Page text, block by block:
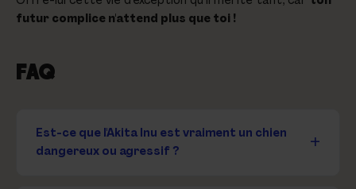
futur complice n'attend plus que toi !
FAQ
Est-ce que l'Akita Inu est vraiment un chien
dangereux ou agressif ?